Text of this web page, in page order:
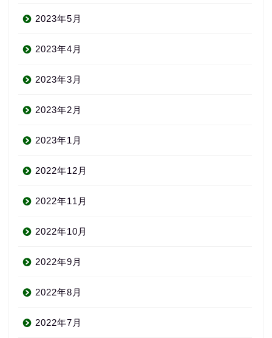
2023年5月
2023年4月
2023年3月
2023年2月
2023年1月
2022年12月
2022年11月
2022年10月
2022年9月
2022年8月
2022年7月